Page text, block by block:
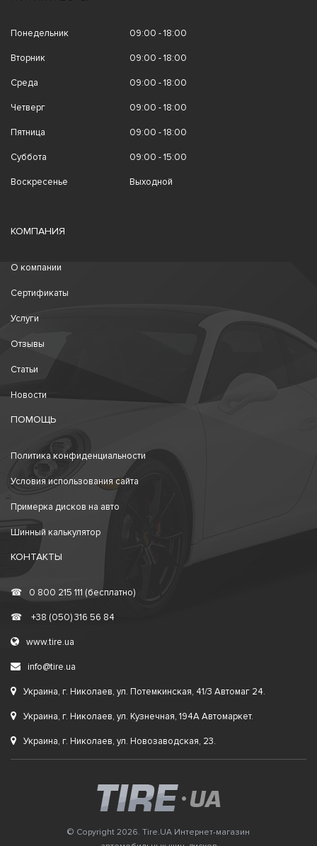
Понедельник 09:00 - 18:00
Вторник 09:00 - 18:00
Среда 09:00 - 18:00
Четверг 09:00 - 18:00
Пятница 09:00 - 18:00
Суббота 09:00 - 15:00
Воскресенье Выходной
КОМПАНИЯ
О компании
Сертификаты
Услуги
Отзывы
Статьи
Новости
ПОМОЩЬ
Политика конфиденциальности
Условия использования сайта
Примерка дисков на авто
Шинный калькулятор
КОНТАКТЫ
☎ 0 800 215 111 (бесплатно)
☎ +38 (050) 316 56 84
www.tire.ua
info@tire.ua
Украина, г. Николаев, ул. Потемкинская, 41/3 Автомаг 24.
Украина, г. Николаев, ул. Кузнечная, 194А Автомаркет.
Украина, г. Николаев, ул. Новозаводская, 23.
© Copyright 2026. Tire.UA Интернет-магазин